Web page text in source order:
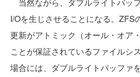
I/Oを生じさせることになる。ZFS
更新がアトミック（オール・オア
ことが保証されているファイルシ
場合には、ダブルライトバッファ